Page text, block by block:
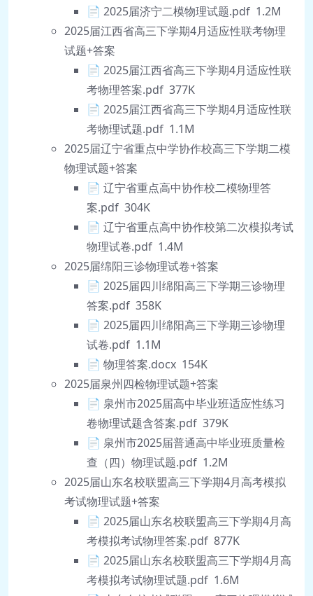
📄 2025届济宁二模物理试题.pdf 1.2M
2025届江西省高三下学期4月适应性联考物理
试题+答案
📄 2025届江西省高三下学期4月适应性联
考物理答案.pdf 377K
📄 2025届江西省高三下学期4月适应性联
考物理试题.pdf 1.1M
2025届辽宁省重点中学协作校高三下学期二模
物理试题+答案
📄 辽宁省重点高中协作校二模物理答
案.pdf 304K
📄 辽宁省重点高中协作校第二次模拟考试
物理试卷.pdf 1.4M
2025届绵阳三诊物理试卷+答案
📄 2025届四川绵阳高三下学期三诊物理
答案.pdf 358K
📄 2025届四川绵阳高三下学期三诊物理
试卷.pdf 1.1M
📄 物理答案.docx 154K
2025届泉州四检物理试题+答案
📄 泉州市2025届高中毕业班适应性练习
卷物理试题含答案.pdf 379K
📄 泉州市2025届普通高中毕业班质量检
查（四）物理试题.pdf 1.2M
2025届山东名校联盟高三下学期4月高考模拟
考试物理试题+答案
📄 2025届山东名校联盟高三下学期4月高
考模拟考试物理答案.pdf 877K
📄 2025届山东名校联盟高三下学期4月高
考模拟考试物理试题.pdf 1.6M